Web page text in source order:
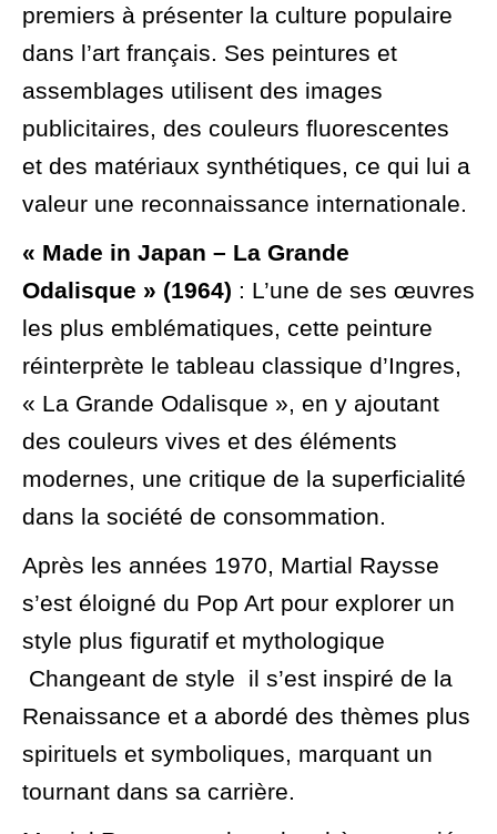
premiers à présenter la culture populaire
dans l’art français. Ses peintures et
assemblages utilisent des images
publicitaires, des couleurs fluorescentes
et des matériaux synthétiques, ce qui lui a
valeur une reconnaissance internationale.
« Made in Japan – La Grande
Odalisque » (1964) : L’une de ses œuvres
les plus emblématiques, cette peinture
réinterprète le tableau classique d’Ingres,
« La Grande Odalisque », en y ajoutant
des couleurs vives et des éléments
modernes, une critique de la superficialité
dans la société de consommation.
Après les années 1970, Martial Raysse
s’est éloigné du Pop Art pour explorer un
style plus figuratif et mythologique
Changeant de style il s’est inspiré de la
Renaissance et a abordé des thèmes plus
spirituels et symboliques, marquant un
tournant dans sa carrière.